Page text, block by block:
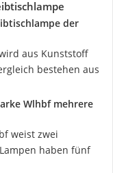
der
aus Kunststoff
bestehen aus
Wlhbf mehrere
weist zwei
haben fünf